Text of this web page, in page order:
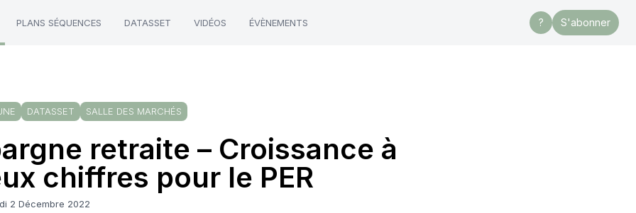
PLANS SÉQUENCES DATASSET VIDÉOS ÉVÈNEMENTS ? S'abonner
DATASSET SALLE DES MARCHÉS
retraite – Croissance à
chiffres pour le PER
2 Décembre 2022